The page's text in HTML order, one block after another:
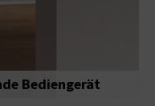
Bediengerät